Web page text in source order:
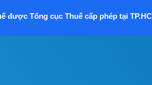
được Tổng cục Thuế cấp phép tại